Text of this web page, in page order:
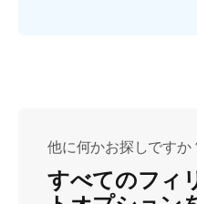
他に何かお探しですか
すべてのフィ